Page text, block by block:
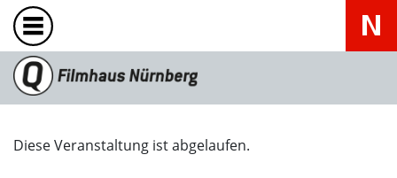
Diese Veranstaltung ist abgelaufen.